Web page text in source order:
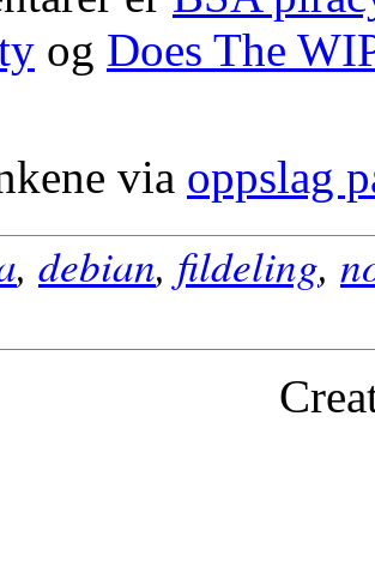
og Does The
via oppslag
, debian, fildeling,